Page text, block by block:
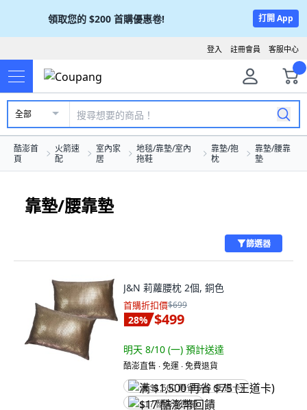
領取您的 $200 首購優惠卷! 打開 App
客服中心
註冊會員
登入
全部
酷澎首
頁
火箭速
配
室內家
居
地毯/靠墊/室內
拖鞋
靠墊/抱
枕
靠墊/腰靠
墊
靠墊/腰靠墊
篩選器
J&N 莉蘿腰枕 2個, 銅色
首購折扣價$699
28% $499
明天 8/10 (一) 預計送達
酷澎直售 ∙ 免運 ∙ 免費退貨
满 $1,500 再省 $75 (王道卡)
$17 酷澎幣回饋